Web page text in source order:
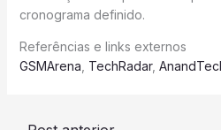
cronograma definido.
Referências e links externos
GSMArena TechRadar,